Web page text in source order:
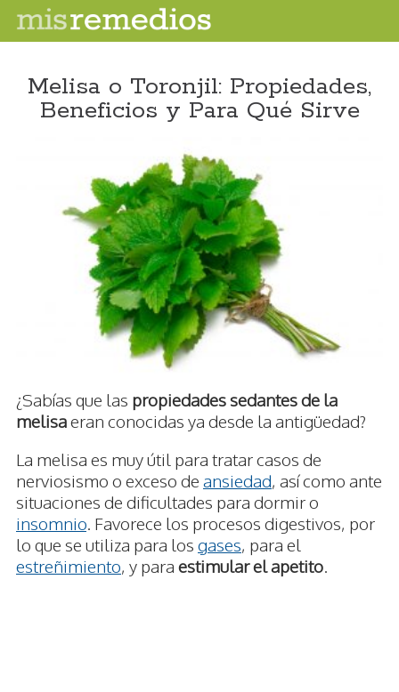
Melisa o Toronjil: Propiedades,
Beneficios y Para Qué Sirve
¿Sabías que las propiedades sedantes de la
melisaeran conocidas ya desde la antigüedad?
La melisa es muy útil para tratar casos de
nerviosismo o exceso de ansiedad, así como ante
situaciones de dificultades para dormir o
insomnio . Favorece los procesos digestivos, por
lo que se utiliza para los gases, para el
estreñimiento, y para estimular el apetito